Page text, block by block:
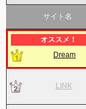
サイト名
Dream
LINK